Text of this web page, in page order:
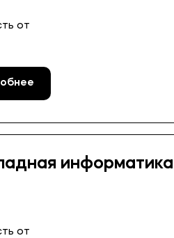
от
информатика
от